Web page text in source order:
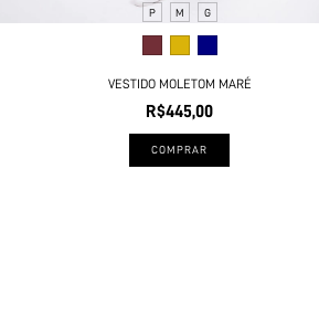
P M G
VESTIDO MOLETOM MARÉ
R$445,00
COMPRAR